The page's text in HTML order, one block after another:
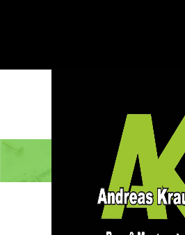
Benutzername oder